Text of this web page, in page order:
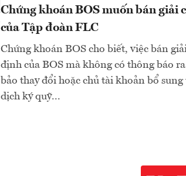
Chứng khoán BOS muốn bán
của Tập đoàn FLC
Chứng khoán BOS cho biết, việc bán
định của BOS mà không có thông báo
bảo thay đổi hoặc chủ tài khoản bổ
dịch ký quỹ...